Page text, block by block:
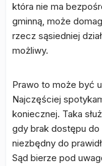
która nie ma
gminną, może
rzecz sąsiedniej
możliwy.
Prawo to może być
Najczęściej
koniecznej. Taka
gdy brak dostępu
niezbędny do
Sąd bierze pod